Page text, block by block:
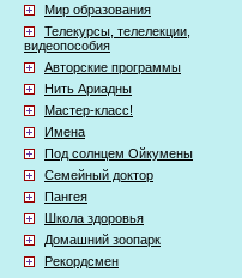
Мир образования
Телекурсы, телелекции,
видеопособия
Авторские программы
Нить Ариадны
Мастер-класс!
Имена
Под солнцем Ойкумены
Семейный доктор
Пангея
Школа здоровья
Домашний зоопарк
Рекордсмен